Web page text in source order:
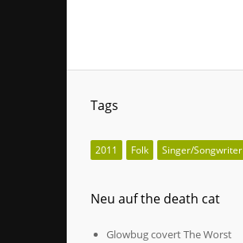
Tags
2011 Folk Singer/Songwriter
Neu auf the death cat
Glowbug covert The Worst